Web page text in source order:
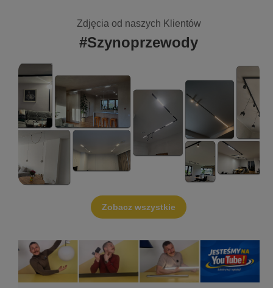
Zdjęcia od naszych Klientów
#Szynoprzewody
Zobacz wszystkie